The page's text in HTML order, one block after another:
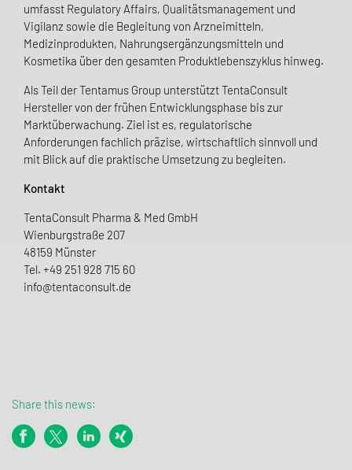
umfasst Regulatory Affairs, Qualitätsmanagement und
Vigilanz sowie die Begleitung von Arzneimitteln,
Medizinprodukten, Nahrungsergänzungsmitteln und
Kosmetika über den gesamten Produktlebenszyklus hinweg.
Als Teil der Tentamus Group unterstützt TentaConsult
Hersteller von der frühen Entwicklungsphase bis zur
Marktüberwachung. Ziel ist es, regulatorische
Anforderungen fachlich präzise, wirtschaftlich sinnvoll und
mit Blick auf die praktische Umsetzung zu begleiten.
Kontakt
TentaConsult Pharma & Med GmbH
Wienburgstraße 207
48159 Münster
Tel. +49 251 928 715 60
info@tentaconsult.de
Share this news: